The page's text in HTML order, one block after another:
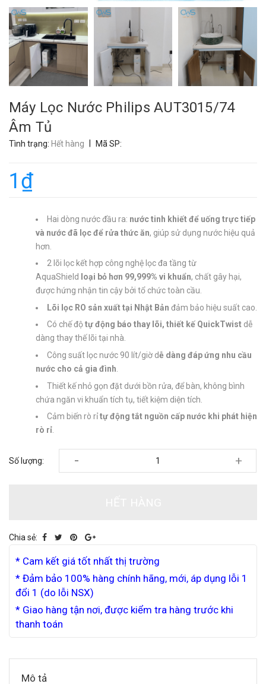
Máy Lọc Nước Philips AUT3015/74
Âm Tủ
Tình trạng: Hết hàng Mã SP:
1₫
Hai dòng nước đầu ra: nước tinh khiết để uống trực tiếp
và nước đã lọc để rửa thức ăn, giúp sử dụng nước hiệu quả
hơn.
2 lõi lọc kết hợp công nghệ lọc đa tầng từ
AquaShield
loại bỏ hơn 99,999% vi khuẩn, chất gây hại,
được hứng nhận tin cậy bởi tổ chức toàn cầu.
Lõi lọc RO sản xuất tại Nhật Bản đảm bảo hiệu suất cao.
Có chế độtự động báo thay lõi, thiết kế QuickTwist dễ
dàng thay thế lõi tại nhà.
Công suất lọc nước 90 lít/giờ dễ dàng đáp ứng nhu cầu
nước cho cả gia đình
Thiết kế nhỏ gọn đặt dưới bồn rửa, để bàn, không bình
chứa ngăn vi khuẩn tích tụ, tiết kiệm diện tích.
Cảm biến rò rỉtự động tắt nguồn cấp nước khi phát hiện
rò rỉ.
Số lượng: - +
Chia sẻ:
* Cam kết giá tốt nhất thị trường
* Đảm bảo 100% hàng chính hãng, mới, áp dụng lỗi 1
đổi 1 (do lỗi NSX)
* Giao hàng tận nơi, được kiểm tra hàng trước khi
thanh toán
Mô tả